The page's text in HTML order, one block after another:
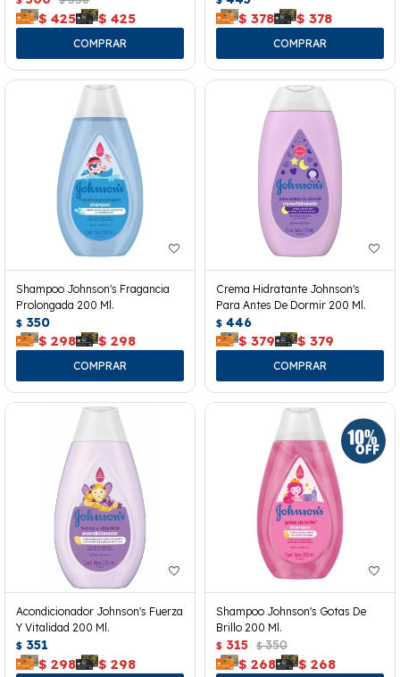
$ 425 $ 425 $ 378 $ 378
Shampoo Johnson's Fragancia
Prolongada 200 Ml.
$ 350
$ 298 $ 298
Crema Hidratante Johnson's
Para Antes De Dormir 200 Ml.
$ 446
$ 379 $ 379
Acondicionador Johnson's Fuerza
Y Vitalidad 200 Ml.
$ 351
$ 298 $ 298
Shampoo Johnson's Gotas De
Brillo 200 Ml.
$ 315 $ 350
$ 268 $ 268